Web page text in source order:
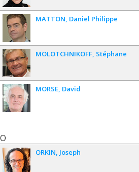
MATTON Daniel Philippe
MOLOTCHNIKOFF Stéphane
MORSE David
O
ORKIN Joseph